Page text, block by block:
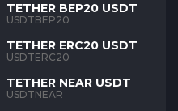
TETHER BEP20 USDT
USDTBEP20
TETHER ERC20 USDT
USDTERC20
TETHER NEAR USDT
USDTNEAR